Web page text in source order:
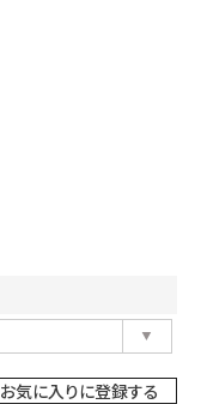
お気に入りに登録する